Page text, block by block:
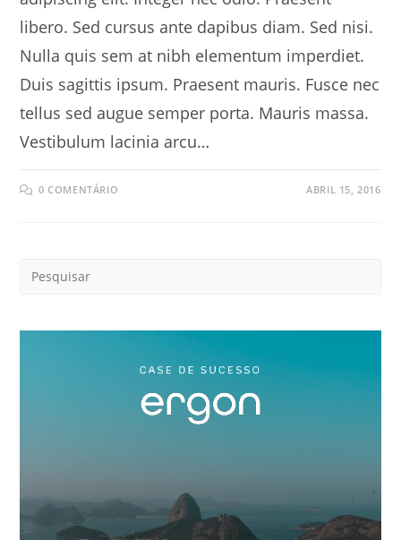
libero. Sed cursus ante dapibus diam. Sed nisi.
Nulla quis sem at nibh elementum imperdiet.
Duis sagittis ipsum. Praesent mauris. Fusce nec
tellus sed augue semper porta. Mauris massa.
Vestibulum lacinia arcu…
0 COMENTÁRIO ABRIL 15, 2016